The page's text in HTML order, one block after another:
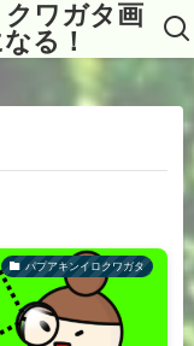
ワガタ画
る！
パプアキンイロクワガタ